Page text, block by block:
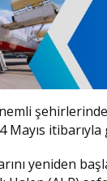
itibarıyla
yeniden